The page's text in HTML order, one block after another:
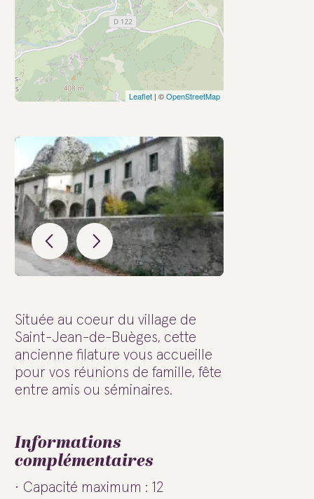
Leaflet | ©OpenStreetMap
Située au coeur du village de
Saint-Jean-de-Buèges, cette
ancienne filature vous accueille
pour vos réunions de famille, fête
entre amis ou séminaires.
Informations
complémentaires
Capacité maximum : 12